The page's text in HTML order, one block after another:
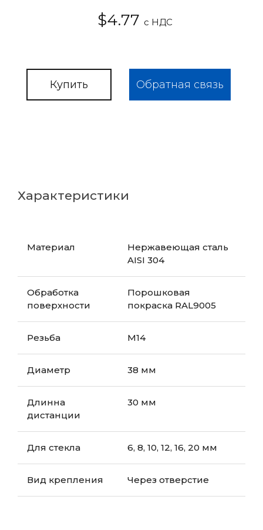
$4.77 с НДС
Купить Обратная связь
Характеристики
Материал
Нержавеющая сталь
AISI 304
Обработка
поверхности
Порошковая
покраска RAL9005
Резьба М14
Диаметр 38 мм
Длинна
дистанции
30 мм
Для стекла 6, 8, 10, 12, 16, 20 мм
Вид крепления Через отверстие